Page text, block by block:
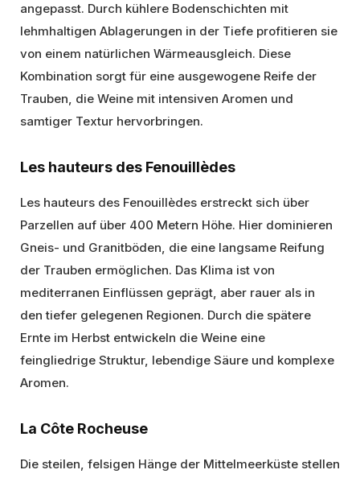
angepasst. Durch kühlere Bodenschichten mit
lehmhaltigen Ablagerungen in der Tiefe profitieren sie
von einem natürlichen Wärmeausgleich. Diese
Kombination sorgt für eine ausgewogene Reife der
Trauben, die Weine mit intensiven Aromen und
samtiger Textur hervorbringen.
Les hauteurs des Fenouillèdes
Les hauteurs des Fenouillèdes erstreckt sich über
Parzellen auf über 400 Metern Höhe. Hier dominieren
Gneis- und Granitböden, die eine langsame Reifung
der Trauben ermöglichen. Das Klima ist von
mediterranen Einflüssen geprägt, aber rauer als in
den tiefer gelegenen Regionen. Durch die spätere
Ernte im Herbst entwickeln die Weine eine
feingliedrige Struktur, lebendige Säure und komplexe
Aromen.
La Côte Rocheuse
Die steilen, felsigen Hänge der Mittelmeerküste stellen